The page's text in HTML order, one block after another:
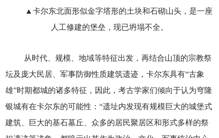
▲卡尔东北面形似金字塔形的土块和石砌山头，是一座
人工修建的堡垒，现已坍塌不全。
从时代、规模、地域等特征出发，再结合山顶的宗教祭
坛及庞大民居、军事防御性质建筑遗迹，卡尔东具有“古象
雄”时期都城的诸多特征，因此，考古学家们倾向于认为穹隆
银城有在卡尔东的可能性：“遗址内发现有规模巨大的城堡式
建筑、巨大的基石墓丘、众多的居民聚居区和形式多样的祭